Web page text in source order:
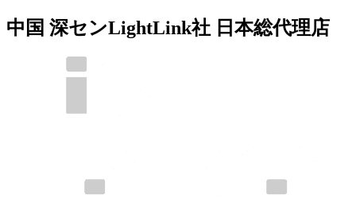
中国 深センLightLink社 日本総代理店